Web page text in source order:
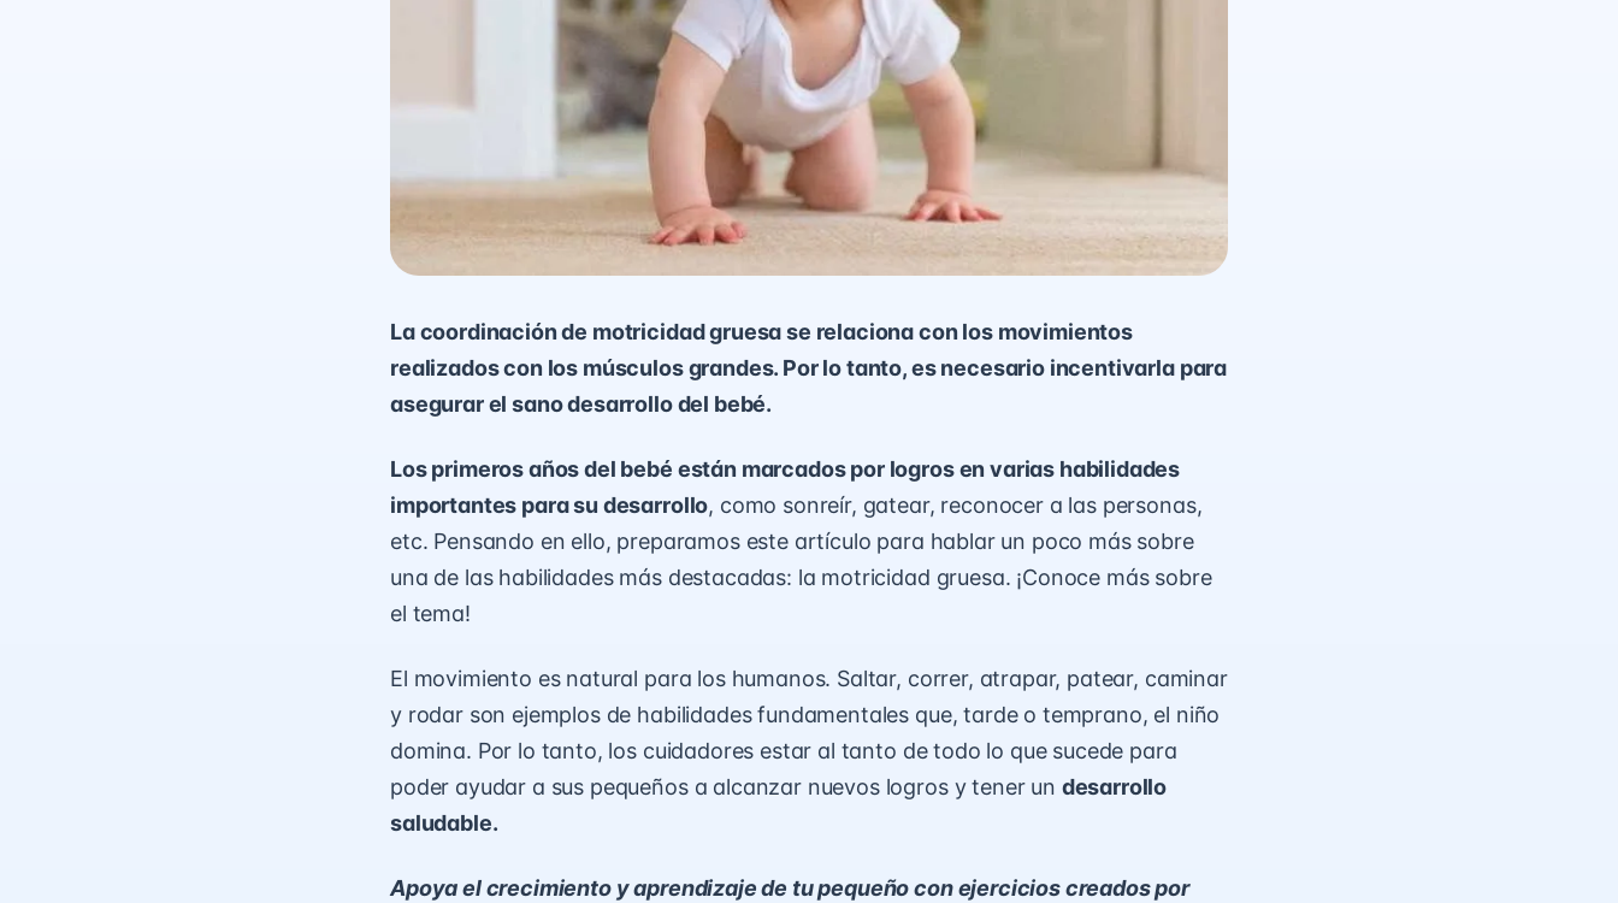
La coordinación de motricidad gruesa se relaciona con los movimientos
realizados con los músculos grandes. Por lo tanto, es necesario incentivarla para
asegurar el sano desarrollo del bebé.
Los primeros años del bebé están marcados por logros en varias habilidades
importantes para su desarrollo, como sonreír, gatear, reconocer a las personas,
etc. Pensando en ello, preparamos este artículo para hablar un poco más sobre
una de las habilidades más destacadas: la motricidad gruesa. ¡Conoce más sobre
el tema!
El movimiento es natural para los humanos. Saltar, correr, atrapar, patear, caminar
y rodar son ejemplos de habilidades fundamentales que, tarde o temprano, el niño
domina. Por lo tanto, los cuidadores estar al tanto de todo lo que sucede para
poder ayudar a sus pequeños a alcanzar nuevos logros y tener un desarrollo
saludable.
Apoya el crecimiento y aprendizaje de tu pequeño con ejercicios creados por